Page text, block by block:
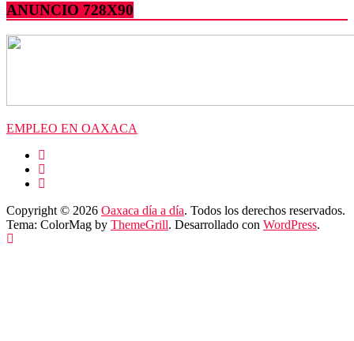
ANUNCIO 728X90
EMPLEO EN OAXACA
Copyright © 2026 Oaxaca día a día. Todos los derechos reservados.
Tema: ColorMag by ThemeGrill. Desarrollado con WordPress.